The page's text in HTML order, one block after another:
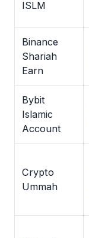
ISLM
Binance
Shariah
Earn
Bybit
Islamic
Account
Crypto
Ummah